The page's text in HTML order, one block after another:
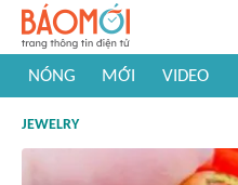
NÓNG MỚI VIDEO
#Khám phá thế giới
JEWELRY